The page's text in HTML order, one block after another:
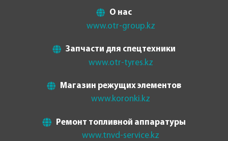
О нас
www.otr-group.kz
Запчасти для спецтехники
www.otr-tyres.kz
Магазин режущих элементов
www.koronki.kz
Ремонт топливной аппаратуры
www.tnvd-service.kz